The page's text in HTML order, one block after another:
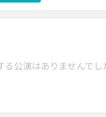
る公演はありませんでし